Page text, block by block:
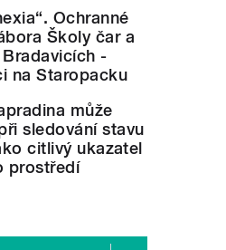
Ochranné
Školy čar a
-
na Staropacku
může
sledování stavu
citlivý ukazatel
prostředí